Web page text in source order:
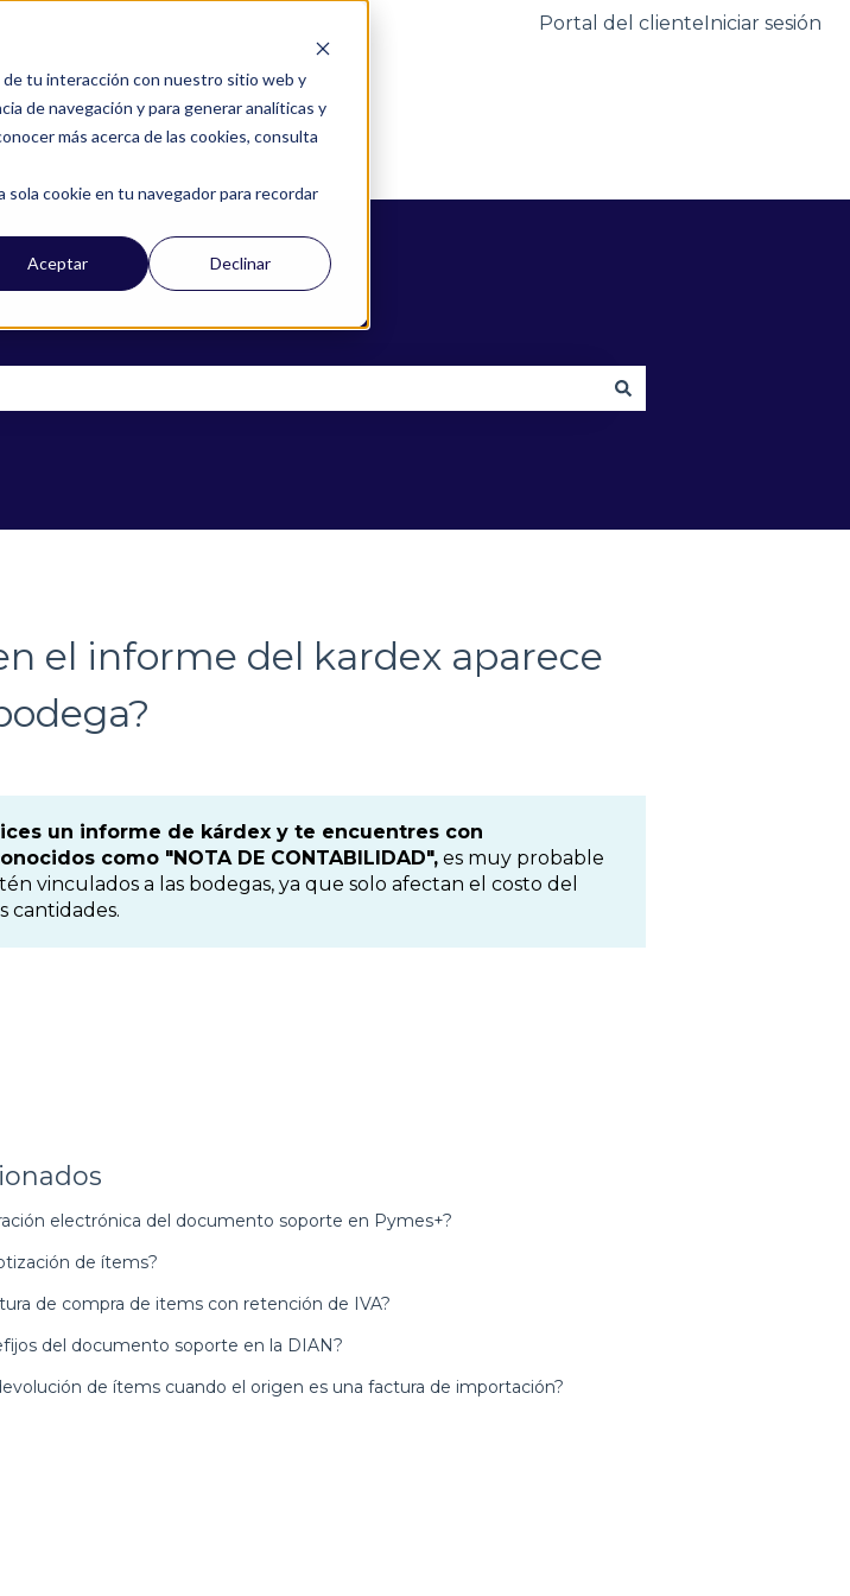
de tu interacción con nuestro sitio web y
de navegación y para generar analíticas y
más acerca de las cookies, consulta
cookie en tu navegador para recordar
Aceptar Declinar
Portal del clienteIniciar sesión
el informe del kardex aparece
un informe de kárdex y te encuentres con
como "NOTA DE CONTABILIDAD",es muy probable
vinculados a las bodegas, ya que solo afectan el costo del
cantidades.
electrónica del documento soporte en Pymes+?
de ítems?
de compra de items con retención de IVA?
del documento soporte en la DIAN?
de ítems cuando el origen es una factura de importación?